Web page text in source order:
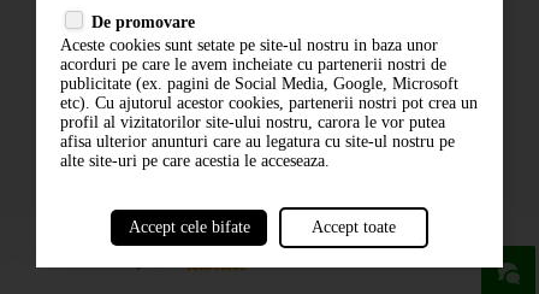
ABONARE LA NEWSLETTER
ABONARE
De promovare
Aceste cookies sunt setate pe site-ul nostru in baza unor
acorduri pe care le avem incheiate cu partenerii nostri de
publicitate (ex. pagini de Social Media, Google, Microsoft
etc). Cu ajutorul acestor cookies, partenerii nostri pot crea un
profil al vizitatorilor site-ului nostru, carora le vor putea
afisa ulterior anunturi care au legatura cu site-ul nostru pe
alte site-uri pe care acestia le acceseaza.
Accept cele bifate Accept toate